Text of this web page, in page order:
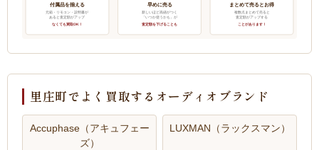
付属品を揃える
元箱・リモコン・説明書が
あると査定額がアップ
なくても買取OK！
早めに売る
新しいほど高値がつく
「いつか使うかも」が
査定額を下げることも
まとめて売るとお得
複数点まとめて売ると
査定額がアップする
ことがあります！
里庄町でよく買取するオーディオブランド
Accuphase（アキュフェー
ズ）
LUXMAN（ラックスマン）